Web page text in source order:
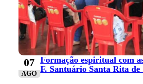
07
AGO
Formação espiritual com
F. Santuário Santa Rita de